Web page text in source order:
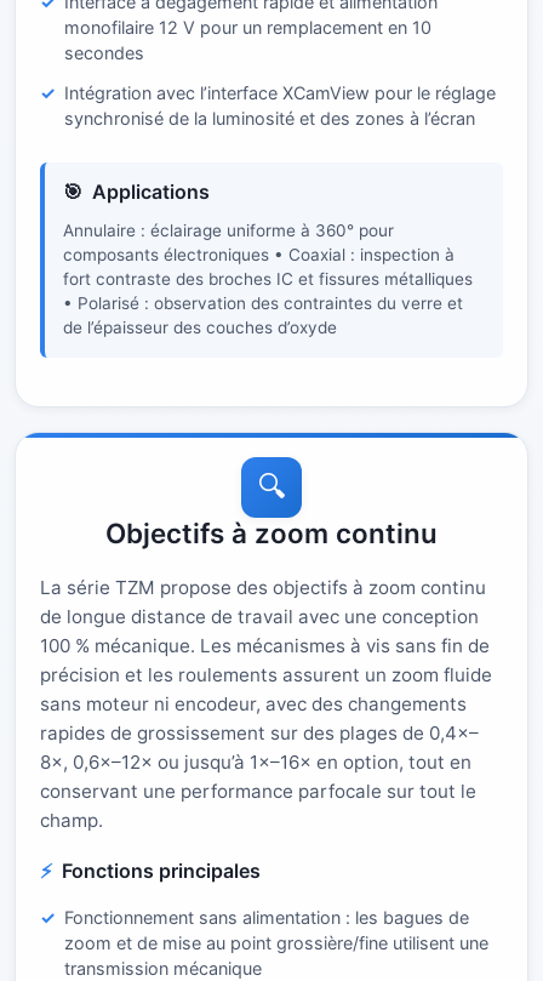
monofilaire 12 V pour un remplacement en 10
secondes
Intégration avec l’interface XCamView pour le réglage
synchronisé de la luminosité et des zones à l’écran
Applications
Annulaire : éclairage uniforme à 360° pour
composants électroniques • Coaxial : inspection à
fort contraste des broches IC et fissures métalliques
• Polarisé : observation des contraintes du verre et
de l’épaisseur des couches d’oxyde
🔍
Objectifs à zoom continu
La série TZM propose des objectifs à zoom continu
de longue distance de travail avec une conception
100 % mécanique. Les mécanismes à vis sans fin de
précision et les roulements assurent un zoom fluide
sans moteur ni encodeur, avec des changements
rapides de grossissement sur des plages de 0,4×–
8×, 0,6×–12× ou jusqu’à 1×–16× en option, tout en
conservant une performance parfocale sur tout le
champ.
Fonctions principales
Fonctionnement sans alimentation : les bagues de
zoom et de mise au point grossière/fine utilisent une
transmission mécanique